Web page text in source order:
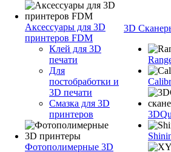
Аксессуары для 3D
принтеров FDM
Клей для 3D
печати
Для
постобработки и
3D печати
Смазка для 3D
принтеров
Фотополимерные 3D
3D